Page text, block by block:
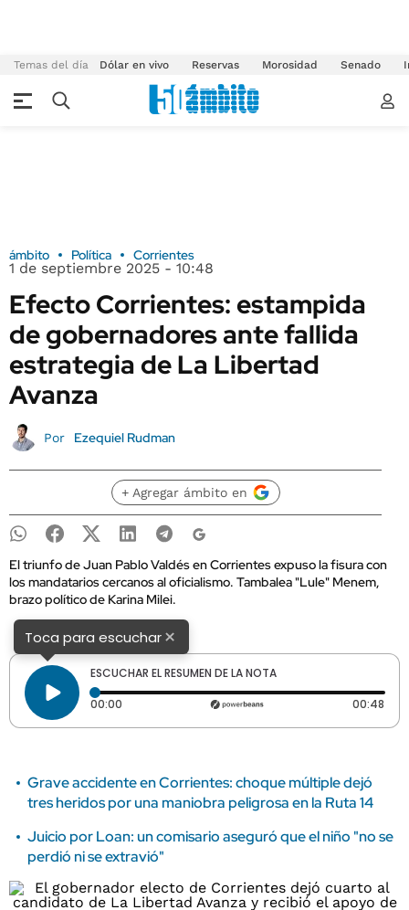
Temas del día Dólar en vivo Reservas Morosidad Senado
ámbito Política Corrientes
1 de septiembre 2025 - 10:48
Efecto Corrientes: estampida
de gobernadores ante fallida
estrategia de La Libertad
Avanza
Por Ezequiel Rudman
+ Agregar ámbito en
El triunfo de Juan Pablo Valdés en Corrientes expuso la fisura con
los mandatarios cercanos al oficialismo. Tambalea "Lule" Menem,
brazo político de Karina Milei.
Toca para escuchar×
ESCUCHAR EL RESUMEN DE LA NOTA
00:00 Tiempo transcurrido: 0 segundos 00:48
Grave accidente en Corrientes: choque múltiple dejó
tres heridos por una maniobra peligrosa en la Ruta 14
Juicio por Loan: un comisario aseguró que el niño "no se
perdió ni se extravió"